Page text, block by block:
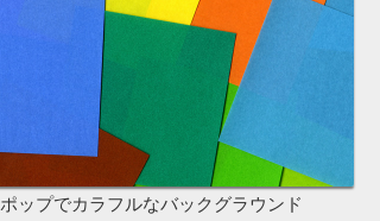
ポップでカラフルなバックグラウンド